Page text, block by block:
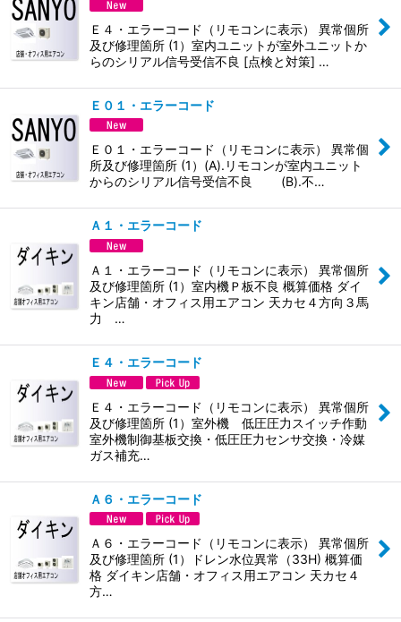
Ｅ４・エラーコード（リモコンに表示） 異常個所
及び修理箇所 (1）室内ユニットが室外ユニットか
らのシリアル信号受信不良 [点検と対策] …
Ｅ０１・エラーコード
Ｅ０１・エラーコード（リモコンに表示） 異常個
所及び修理箇所 (1）(A).リモコンが室内ユニット
からのシリアル信号受信不良 (B).不…
Ａ１・エラーコード
Ａ１・エラーコード（リモコンに表示） 異常個所
及び修理箇所 (1）室内機Ｐ板不良 概算価格 ダイ
キン店舗・オフィス用エアコン 天カセ４方向３馬
力 …
Ｅ４・エラーコード
Ｅ４・エラーコード（リモコンに表示） 異常個所
及び修理箇所 (1）室外機 低圧圧力スイッチ作動
室外機制御基板交換・低圧圧力センサ交換・冷媒
ガス補充…
Ａ６・エラーコード
Ａ６・エラーコード（リモコンに表示） 異常個所
及び修理箇所 (1）ドレン水位異常（33H) 概算価
格 ダイキン店舗・オフィス用エアコン 天カセ４
方…